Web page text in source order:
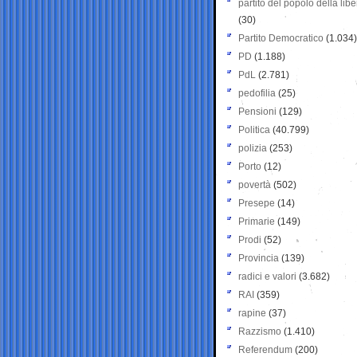
partito del popolo della
(30)
Partito Democratico (1.034)
PD (1.188)
PdL (2.781)
pedofilia (25)
Pensioni (129)
Politica (40.799)
polizia (253)
Porto (12)
povertà (502)
Presepe (14)
Primarie (149)
Prodi (52)
Provincia (139)
radici e valori (3.682)
RAI (359)
rapine (37)
Razzismo (1.410)
Referendum (200)